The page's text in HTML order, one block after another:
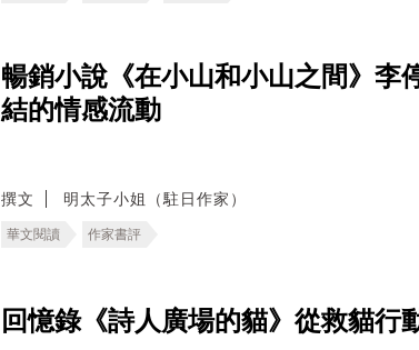
暢銷小說《在小山和小山之間》李
結的情感流動
撰文 明太子小姐（駐日作家）
華文閱讀 作家書評
回憶錄《詩人廣場的貓》從救貓行